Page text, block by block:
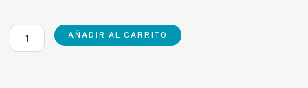
Impresora
Térmica
3"
cantidad
AÑADIR AL CARRITO